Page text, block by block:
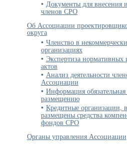
Документы для внесения
членов СРО
Об Ассоциации
округа
Членство в
организациях
Экспертиза нормативных
актов
Анализ деятельности
Ассоциации
Информация
размещению
Кредитные организации,
размещены средства
фондов СРО
Органы управления Ассоциации